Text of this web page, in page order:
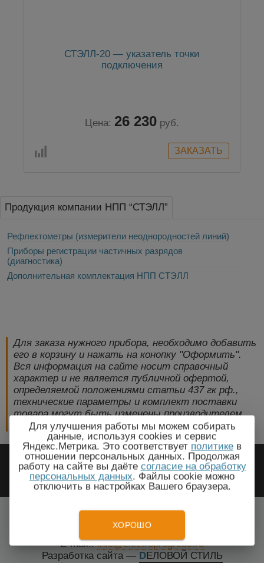
СТЭЛЛ-20 — указатель точки
подключения
Цена: 26 230 руб.
Продукция компании НПП “СТЭЛЛ”
Рефлектометры (измерители неоднородностей линий)
Приборы регистрации частичных разрядов
(диагностика)
Дополнительная комплектация НПП СТЭЛЛ
Для заказа нужного прибора, необходимо добавить
его в корзину и нажать на конопку "Оформить".
Вся информация на сайте носит справочный
характер и не является публичной офертой,
определяемой положениями статьи 437 гк рф.,
технические параметры и комплект поставки
товара могут быть изменены производителем
без предварительного уведомления!
2009-2026 © ЭлектроПрогресс -
Электротехническое оборудование
Салават, Республика Башкортостан
Тел.: +7(499) 648-87-27
E-mail.:info@electroprogress.ru
Разработка сайта — DЕЛОВОЙ СТИЛЬ
Для улучшения работы мы можем собирать
данные, используя cookies и сервис
Яндекс.Метрика. Это соответствует политике в
отношении персональных данных. Продолжая
работу на сайте вы даёте согласие на обработку
персональных данных. Файлы cookie можно
отключить в настройках Вашего браузера.
ХОРОШО